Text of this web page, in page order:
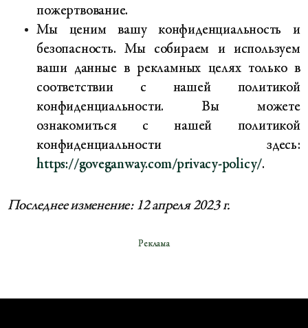
пожертвование.
Мы ценим вашу конфиденциальность и
безопасность. Мы собираем и используем
ваши данные в рекламных целях только в
соответствии с нашей политикой
конфиденциальности. Вы можете
ознакомиться с нашей политикой
конфиденциальности здесь:
https://goveganway.com/privacy-policy/.
Последнее изменение: 12 апреля 2023 г.
Реклама